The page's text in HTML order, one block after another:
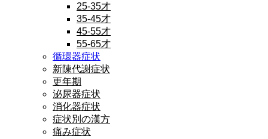
25-35才
35-45才
45-55才
55-65才
循環器症状
新陳代謝症状
更年期
泌尿器症状
消化器症状
症状別の漢方
痛み症状